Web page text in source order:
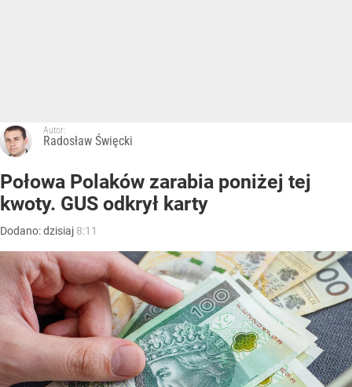
Autor:
Radosław Święcki
Połowa Polaków zarabia poniżej tej
kwoty. GUS odkrył karty
Dodano:dzisiaj 8:11